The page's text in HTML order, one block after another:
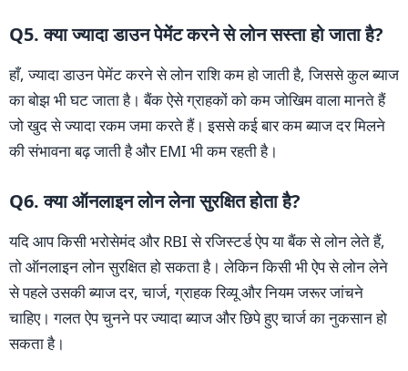
Q5. क्या ज्यादा डाउन पेमेंट करने से लोन सस्ता हो जाता है?
हाँ, ज्यादा डाउन पेमेंट करने से लोन राशि कम हो जाती है, जिससे कुल ब्याज
का बोझ भी घट जाता है। बैंक ऐसे ग्राहकों को कम जोखिम वाला मानते हैं
जो खुद से ज्यादा रकम जमा करते हैं। इससे कई बार कम ब्याज दर मिलने
की संभावना बढ़ जाती है और EMI भी कम रहती है।
Q6. क्या ऑनलाइन लोन लेना सुरक्षित होता है?
यदि आप किसी भरोसेमंद और RBI से रजिस्टर्ड ऐप या बैंक से लोन लेते हैं,
तो ऑनलाइन लोन सुरक्षित हो सकता है। लेकिन किसी भी ऐप से लोन लेने
से पहले उसकी ब्याज दर, चार्ज, ग्राहक रिव्यू और नियम जरूर जांचने
चाहिए। गलत ऐप चुनने पर ज्यादा ब्याज और छिपे हुए चार्ज का नुकसान हो
सकता है।